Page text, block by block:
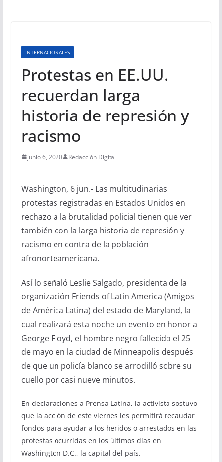
INTERNACIONALES
Protestas en EE.UU.
recuerdan larga
historia de represión y
racismo
junio 6, 2020 Redacción Digital
Washington, 6 jun.- Las multitudinarias
protestas registradas en Estados Unidos en
rechazo a la brutalidad policial tienen que ver
también con la larga historia de represión y
racismo en contra de la población
afronorteamericana.
Así lo señaló Leslie Salgado, presidenta de la
organización Friends of Latin America (Amigos
de América Latina) del estado de Maryland, la
cual realizará esta noche un evento en honor a
George Floyd, el hombre negro fallecido el 25
de mayo en la ciudad de Minneapolis después
de que un policía blanco se arrodilló sobre su
cuello por casi nueve minutos.
En declaraciones a Prensa Latina, la activista sostuvo
que la acción de este viernes les permitirá recaudar
fondos para ayudar a los heridos o arrestados en las
protestas ocurridas en los últimos días en
Washington D.C., la capital del país.